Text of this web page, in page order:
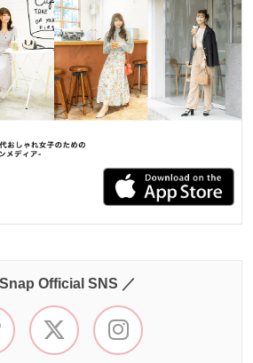
Official SNS ／